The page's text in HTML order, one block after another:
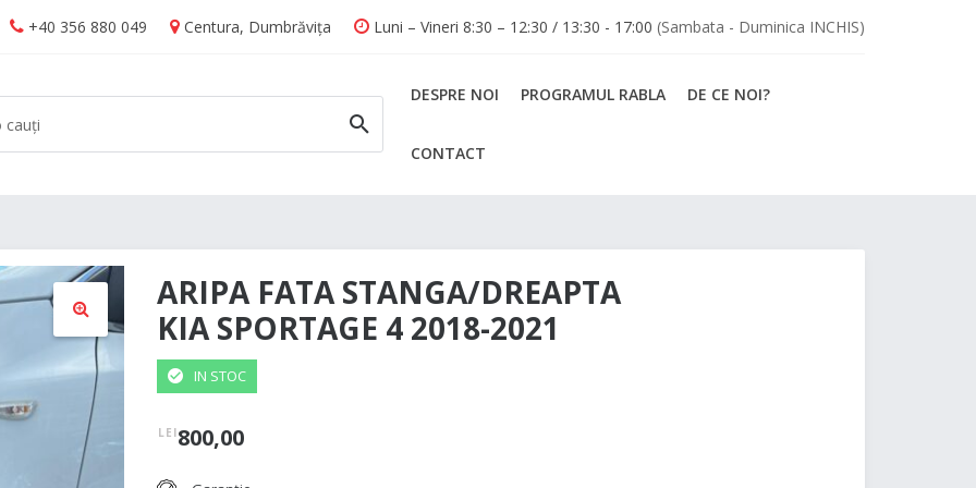
+40 356 880 049 Centura, Dumbrăvița Luni – Vineri 8:30 – 12:30 / 13:30 - 17:00 (Sambata - Duminica INCHIS)
CAUTĂ
DESPRE NOI PROGRAMUL RABLA DE CE NOI?
CONTACT
ARIPA FATA STANGA/DREAPTA
KIA SPORTAGE 4 2018-2021
IN STOC
LEI800,00